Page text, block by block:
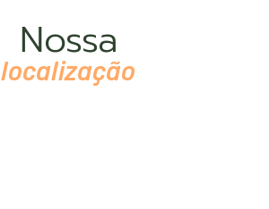
Nossa
localização